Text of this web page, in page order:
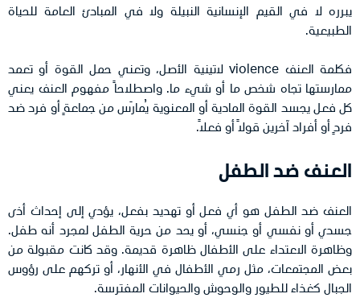
يبرره لا في القيم الإنسانية النبيلة ولا في المبادئ العامة للحياة
الطبيعية.
فكلمة العنف violence لاتينية الأصل، وتعني حمل القوة أو تعمد
ممارستها تجاه شخص ما أو شيء ما. واصطلاحاً مفهوم العنف يعني
كل فعل يجسد القوة المادية أو المعنوية يُمارَس من جماعةٍ أو فرد ضد
فردٍ أو أفراد آخرين قولاً أو فعلاً.
العنف ضد الطفل
العنف ضد الطفل هو أي فعل أو تهديد بفعل، يؤدي إلى إحداث أذى
جسدي أو نفسي أو جنسي، أو يحد من حرية الطفل لمجرد أنه طفل.
وظاهرة الاعتداء على الأطفال ظاهرة قديمة. وقد كانت مقبولة من
بعض المجتمعات، مثل رمي الأطفال في الأنهار، أو تركهم على رؤوس
الجبال كغذاء للطيور والوحوش والحيوانات المفترسة.